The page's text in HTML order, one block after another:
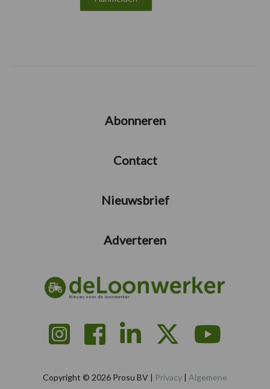
Abonneren
Contact
Nieuwsbrief
Adverteren
Copyright © 2026 Prosu BV | Privacy | Algemene